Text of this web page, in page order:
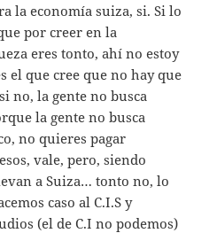
la economía suiza, si. Si lo
por creer en la
eres tonto, ahí no estoy
el que cree que no hay que
no, la gente no busca
la gente no busca
no quieres pagar
vale, pero, siendo
a Suiza… tonto no, lo
caso al C.I.S y
(el de C.I no podemos)